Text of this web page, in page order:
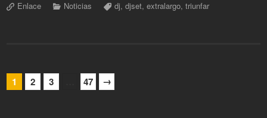
Enlace Noticias dj,djset,extralargo,triunfar
1 2 3 47 →